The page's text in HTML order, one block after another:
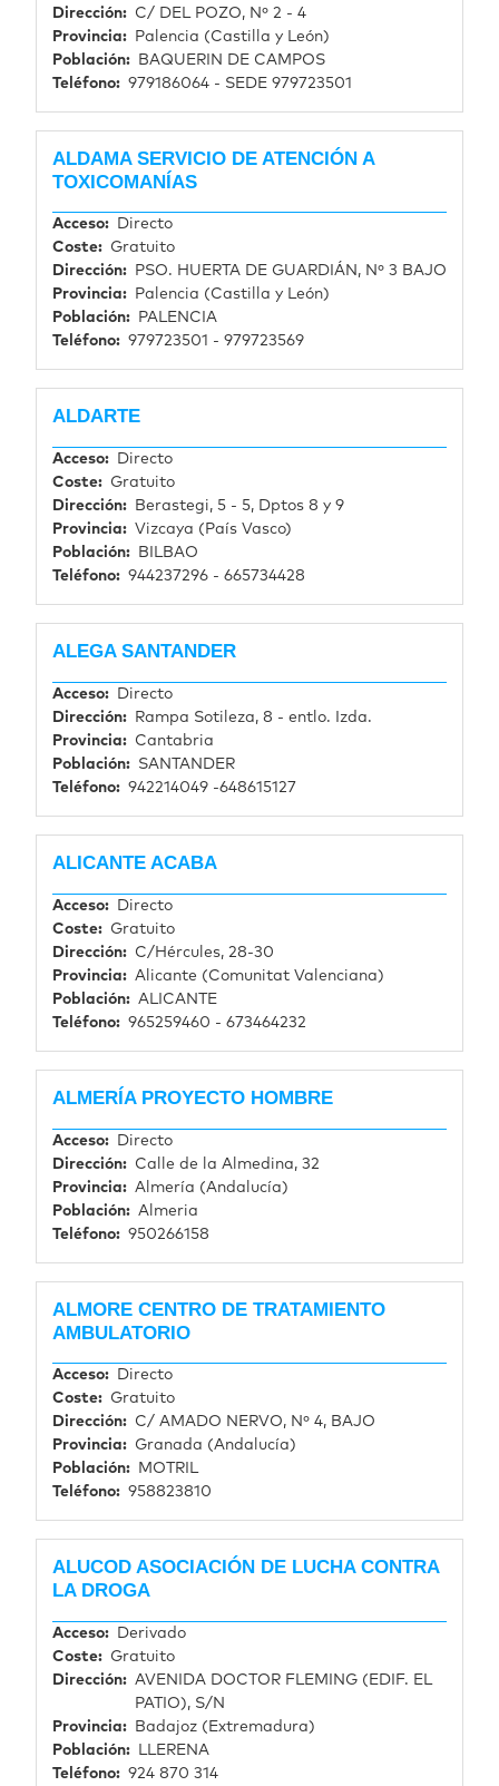
Dirección
C/ DEL POZO, Nº 2 - 4
Provincia
Palencia (Castilla y León)
Población
BAQUERIN DE CAMPOS
Teléfono
979186064 - SEDE 979723501
ALDAMA SERVICIO DE ATENCIÓN A
TOXICOMANÍAS
Acceso
Directo
Coste
Gratuito
Dirección
PSO. HUERTA DE GUARDIÁN, Nº 3 BAJO
Provincia
Palencia (Castilla y León)
Población
PALENCIA
Teléfono
979723501 - 979723569
ALDARTE
Acceso
Directo
Coste
Gratuito
Dirección
Berastegi, 5 - 5, Dptos 8 y 9
Provincia
Vizcaya (País Vasco)
Población
BILBAO
Teléfono
944237296 - 665734428
ALEGA SANTANDER
Acceso
Directo
Dirección
Rampa Sotileza, 8 - entlo. Izda.
Provincia
Cantabria
Población
SANTANDER
Teléfono
942214049 -648615127
ALICANTE ACABA
Acceso
Directo
Coste
Gratuito
Dirección
C/Hércules, 28-30
Provincia
Alicante (Comunitat Valenciana)
Población
ALICANTE
Teléfono
965259460 - 673464232
ALMERÍA PROYECTO HOMBRE
Acceso
Directo
Dirección
Calle de la Almedina, 32
Provincia
Almería (Andalucía)
Población
Almeria
Teléfono
950266158
ALMORE CENTRO DE TRATAMIENTO
AMBULATORIO
Acceso
Directo
Coste
Gratuito
Dirección
C/ AMADO NERVO, Nº 4, BAJO
Provincia
Granada (Andalucía)
Población
MOTRIL
Teléfono
958823810
ALUCOD ASOCIACIÓN DE LUCHA CONTRA
LA DROGA
Acceso
Derivado
Coste
Gratuito
Dirección
AVENIDA DOCTOR FLEMING (EDIF. EL
PATIO), S/N
Provincia
Badajoz (Extremadura)
Población
LLERENA
Teléfono
924 870 314